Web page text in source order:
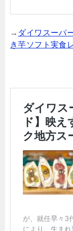
→ ダイワスーパ
き芋ソフト実食